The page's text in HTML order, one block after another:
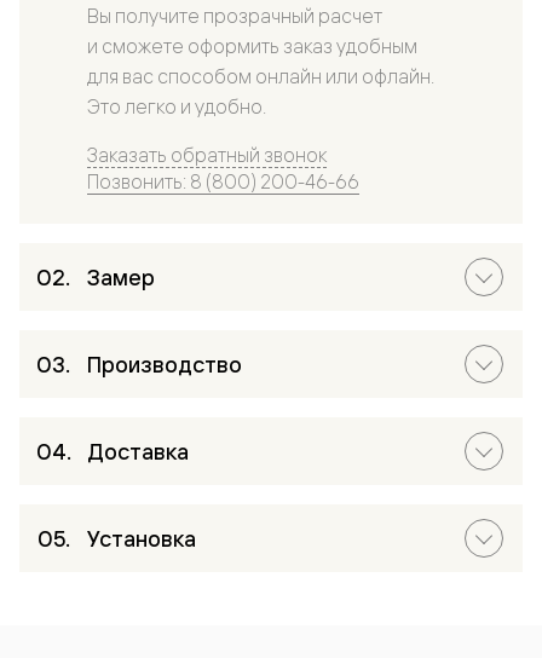
Вы получите прозрачный расчет
и сможете оформить заказ удобным
для вас способом онлайн или офлайн.
Это легко и удобно.
Заказать обратный звонок
Позвонить: 8 (800) 200-46-66
Замер
Производство
Доставка
Установка